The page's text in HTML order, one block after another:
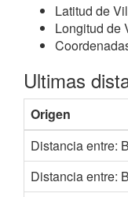
Latitud de
Longitud de
Ultimas
Origen
Distancia entre:
Distancia entre: